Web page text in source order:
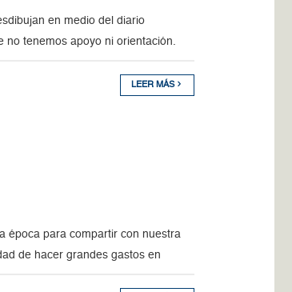
en medio del diario
no tenemos apoyo ni orientación.
LEER MÁS
época para compartir con nuestra
de hacer grandes gastos en